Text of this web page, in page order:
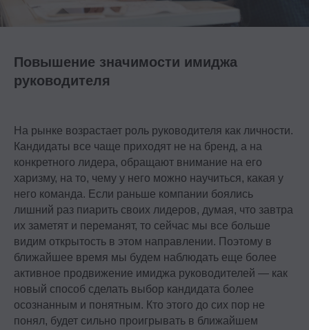
Повышение значимости имиджа
руководителя
На рынке возрастает роль руководителя как личности.
Кандидаты все чаще приходят не на бренд, а на
конкретного лидера, обращают внимание на его
харизму, на то, чему у него можно научиться, какая у
него команда. Если раньше компании боялись
лишний раз пиарить своих лидеров, думая, что завтра
их заметят и переманят, то сейчас мы все больше
видим открытость в этом направлении. Поэтому в
ближайшее время мы будем наблюдать еще более
активное продвижение имиджа руководителей — как
новый способ сделать выбор кандидата более
осознанным и понятным. Кто этого до сих пор не
понял, будет сильно проигрывать в ближайшем